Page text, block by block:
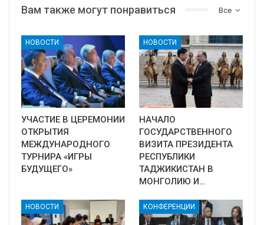
Все
Вам также могут понравиться
НОВОСТИ
УЧАСТИЕ В ЦЕРЕМОНИИ
ОТКРЫТИЯ
МЕЖДУНАРОДНОГО
ТУРНИРА «ИГРЫ
БУДУЩЕГО»
НОВОСТИ
НАЧАЛО
ГОСУДАРСТВЕННОГО
ВИЗИТА ПРЕЗИДЕНТА
РЕСПУБЛИКИ
ТАДЖИКИСТАН В
МОНГОЛИЮ И…
НОВОСТИ КОНФЕРЕНЦИИ